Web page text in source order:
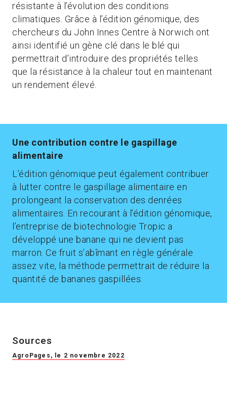
résistante à l’évolution des conditions
climatiques. Grâce à l’édition génomique, des
chercheurs du John Innes Centre à Norwich ont
ainsi identifié un gène clé dans le blé qui
permettrait d’introduire des propriétés telles
que la résistance à la chaleur tout en maintenant
un rendement élevé.
Une contribution contre le gaspillage
alimentaire
L’édition génomique peut également contribuer
à lutter contre le gaspillage alimentaire en
prolongeant la conservation des denrées
alimentaires. En recourant à l’édition génomique,
l’entreprise de biotechnologie Tropic a
développé une banane qui ne devient pas
marron. Ce fruit s’abîmant en règle générale
assez vite, la méthode permettrait de réduire la
quantité de bananes gaspillées.
Sources
AgroPages, le 2 novembre 2022